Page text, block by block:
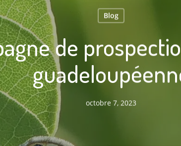
Blog
de
octobre 7, 2023